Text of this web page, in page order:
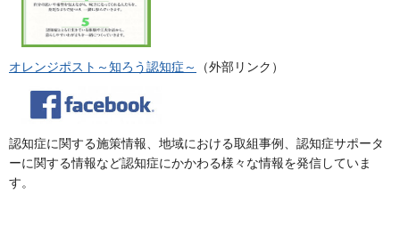
オレンジポスト～知ろう認知症～ （外部リンク）
認知症に関する施策情報、地域における取組事例、認知症サポータ
ーに関する情報など認知症にかかわる様々な情報を発信していま
す。